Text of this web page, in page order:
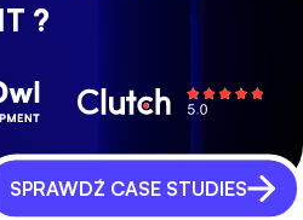
?
SPRAWDŹ CASE STUDIES